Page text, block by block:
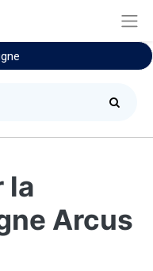
la
Arcus